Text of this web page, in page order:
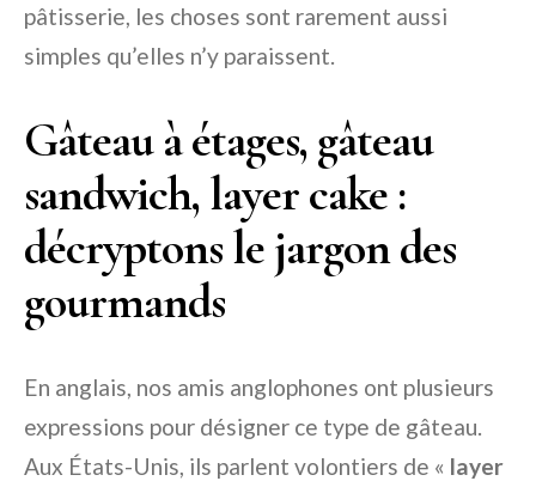
pâtisserie, les choses sont rarement aussi
simples qu’elles n’y paraissent.
Gâteau à étages, gâteau
sandwich, layer cake :
décryptons le jargon des
gourmands
En anglais, nos amis anglophones ont plusieurs
expressions pour désigner ce type de gâteau.
Aux États-Unis, ils parlent volontiers de « layer